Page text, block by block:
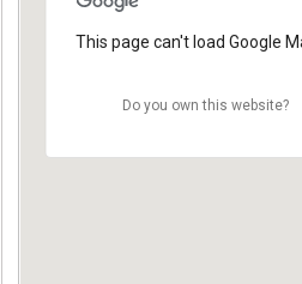
This page can't load Google
Do you own this website?